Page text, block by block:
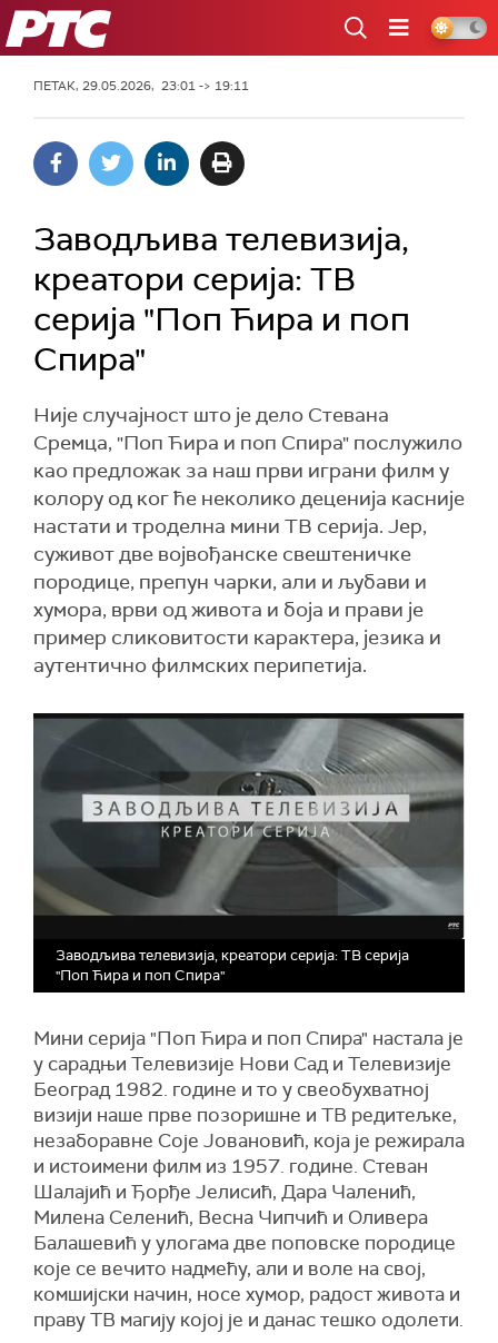
РТС
ПЕТАК, 29.05.2026, 23:01 -> 19:11
Заводљива телевизија,
креатори серија: ТВ
серија "Поп Ћира и поп
Спира"
Није случајност што је дело Стевана
Сремца, "Поп Ћира и поп Спира" послужило
као предложак за наш први играни филм у
колору од ког ће неколико деценија касније
настати и троделна мини ТВ серија. Јер,
суживот две војвођанске свештеничке
породице, препун чарки, али и љубави и
хумора, врви од живота и боја и прави је
пример сликовитости карактера, језика и
аутентично филмских перипетија.
Заводљива телевизија, креатори серија: ТВ серија
"Поп Ћира и поп Спира"
Мини серија "Поп Ћира и поп Спира" настала је
у сарадњи Телевизије Нови Сад и Телевизије
Београд 1982. године и то у свеобухватној
визији наше прве позоришне и ТВ редитељке,
незаборавне Соје Јовановић, која је режирала
и истоимени филм из 1957. године. Стеван
Шалајић и Ђорђе Јелисић, Дара Чаленић,
Милена Селенић, Весна Чипчић и Оливера
Балашевић у улогама две поповске породице
које се вечито надмећу, али и воле на свој,
комшијски начин, носе хумор, радост живота и
праву ТВ магију којој је и данас тешко одолети.